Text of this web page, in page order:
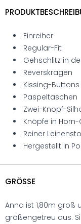
Einreiher
Regular-Fit
Gehschlitz in
Reverskragen
Kissing-
Paspeltaschen
Zwei-Knopf-
Knöpfe in
Reiner
Hergestellt in
GRÖSSE
Anna ist 1,80m groß
größengetreu aus.